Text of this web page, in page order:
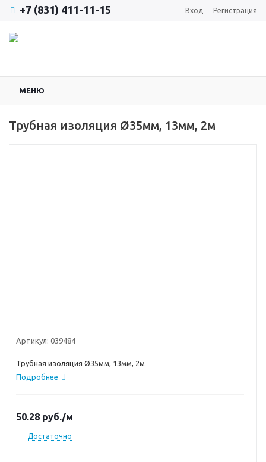
+7 (831) 411-11-15 Вход Регистрация
МЕНЮ
Трубная изоляция Ø35мм, 13мм, 2м
Артикул: 039484
Трубная изоляция Ø35мм, 13мм, 2м
Подробнее
50.28 руб./м
Достаточно